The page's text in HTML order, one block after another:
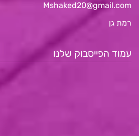
Mshaked20@gmail.com
רמת גן
עמוד הפייסבוק שלנו